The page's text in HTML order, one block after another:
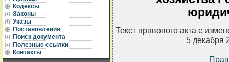
Кодексы
Законы
Указы
Постановления
Поиск документа
Полезные ссылки
Контакты
Текст правового акта с
5 декабря